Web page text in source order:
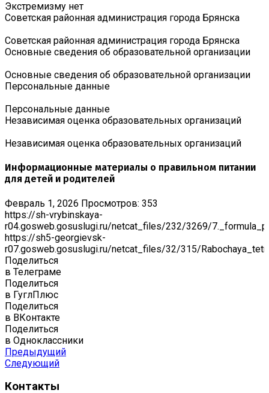
Экстремизму нет
Советская районная администрация города Брянска
Советская районная администрация города Брянска
Основные сведения об образовательной организации
Основные сведения об образовательной организации
Персональные данные
Персональные данные
Независимая оценка образовательных организаций
Независимая оценка образовательных организаций
Информационные материалы о правильном питании
для детей и родителей
Февраль 1, 2026 Просмотров: 353
https://sh-vrybinskaya-
r04.gosweb.gosuslugi.ru/netcat_files/232/3269/
https://sh5-georgievsk-
r07.gosweb.gosuslugi.ru/netcat_files/32/315/
Поделиться
в Телеграме
Поделиться
в ГуглПлюс
Поделиться
в ВКонтакте
Поделиться
в Одноклассники
Предыдущий
Следующий
Контакты